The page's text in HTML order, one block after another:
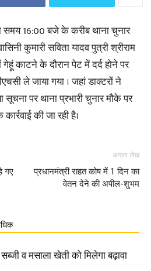
16:00 बजे के करीब थाना चुनार
कुमारी सविता यादव पुत्री श्रीराम
काटने के दौरान पेट में दर्द होने पर
ले जाया गया । जहां डाक्टरों ने
सूचना पर थाना प्रभारी चुनार मौके पर
की जा रही है।
गए
अगला लेख
प्रधानमंत्री राहत कोष में 1 दिन का
वेतन देने की अपील-शुभम
सब्जी व मसाला खेती को मिलेगा बढ़ावा